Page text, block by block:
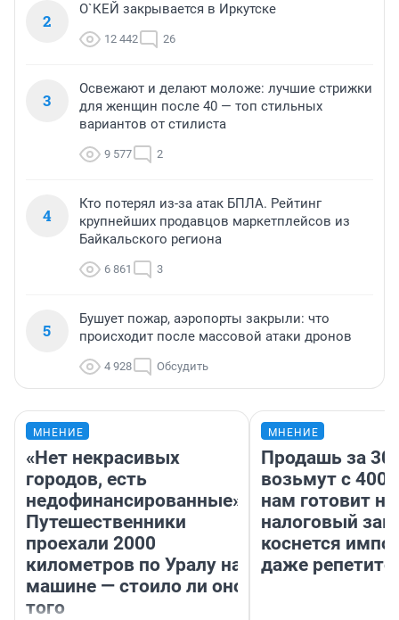
2
О`КЕЙ закрывается в Иркутске
12 442 26
3
Освежают и делают моложе: лучшие стрижки
для женщин после 40 — топ стильных
вариантов от стилиста
9 577 2
4
Кто потерял из-за атак БПЛА. Рейтинг
крупнейших продавцов маркетплейсов из
Байкальского региона
6 861 3
5
Бушует пожар, аэропорты закрыли: что
происходит после массовой атаки дронов
4 928 Обсудить
МНЕНИЕ
«Нет некрасивых
городов, есть
недофинансированные».
Путешественники
проехали 2000
километров по Уралу на
машине — стоило ли оно
того
МНЕНИЕ
Продашь за
возьмут с
нам готовит
налоговый
коснется
даже